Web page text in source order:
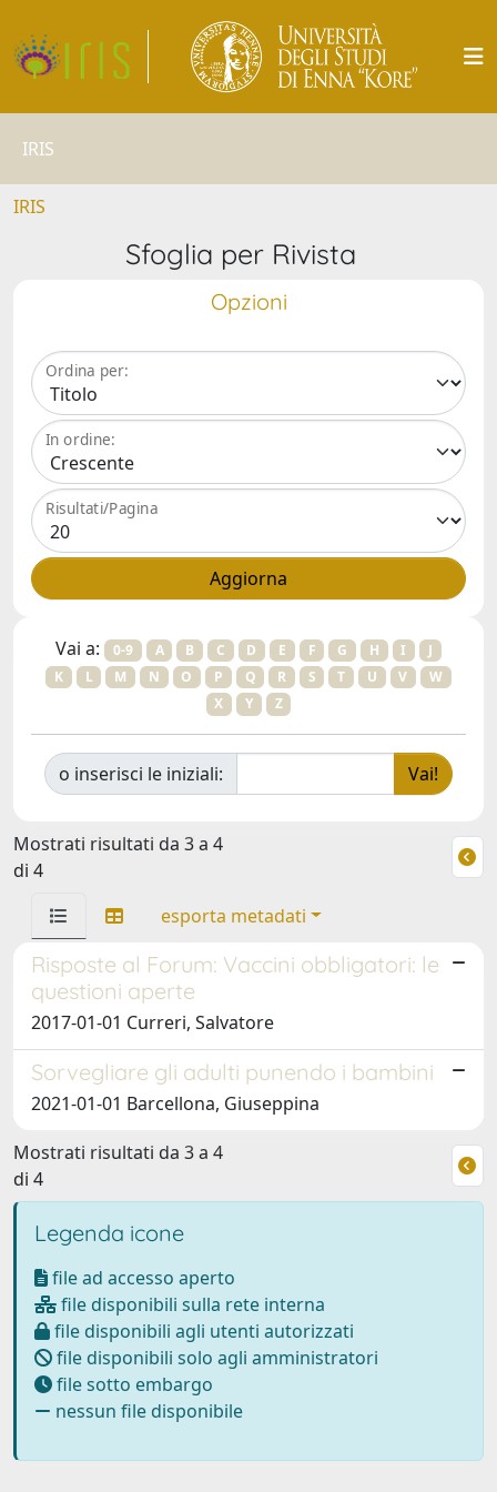
IRIS
IRIS
Sfoglia per Rivista
Opzioni
Ordina per:
In ordine:
Risultati/Pagina
Vai a: 0-9 A B C D E F G H I
J
K
L M N O P Q R S T U V
W
X
Y Z
o inserisci le iniziali:
Mostrati risultati da 3 a 4
di 4
esporta metadati
Risposte al Forum: Vaccini obbligatori: le
questioni aperte
2017-01-01 Curreri, Salvatore
Sorvegliare gli adulti punendo i bambini
2021-01-01 Barcellona, Giuseppina
Mostrati risultati da 3 a 4
di 4
Legenda icone
file ad accesso aperto
file disponibili sulla rete interna
file disponibili agli utenti autorizzati
file disponibili solo agli amministratori
file sotto embargo
nessun file disponibile